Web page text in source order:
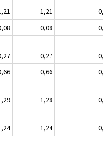
-1,21
0,08
0,27
0,66
1,28
1,24